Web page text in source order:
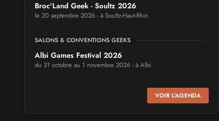
Broc'Land Geek - Soultz 2026
le 20 septembre 2026 - à Soultz-Haut-Rhin
SALONS & CONVENTIONS GEEKS
Albi Games Festival 2026
du 31 octobre au 1 novembre 2026 - à Albi
Virtual Calais - salon du jeu vidéo et des loisirs
numériques 2026
VOIR L'AGENDA